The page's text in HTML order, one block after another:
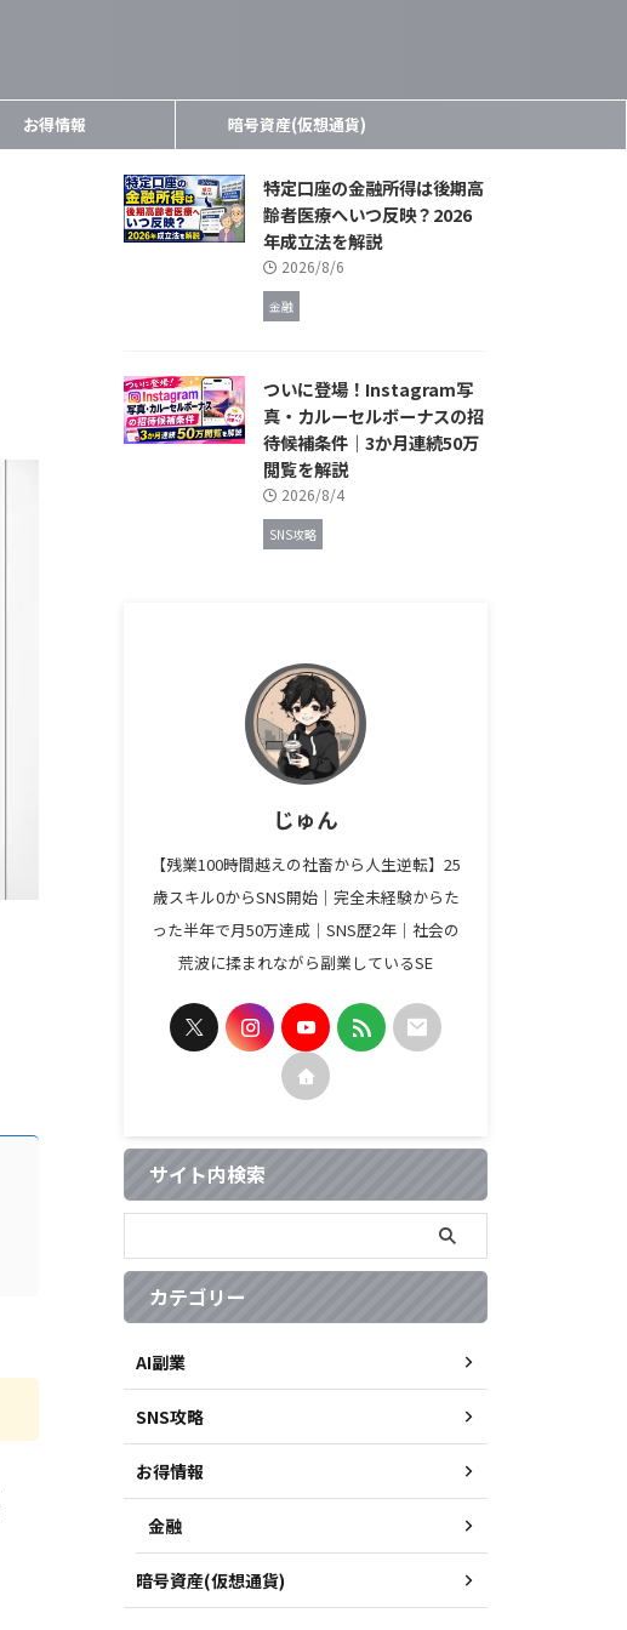
お得情報 暗号資産(仮想通貨)
特定口座の金融所得は後期高
齢者医療へいつ反映？2026
年成立法を解説
2026/8/6
金融
ついに登場！Instagram写
真・カルーセルボーナスの招
待候補条件｜3か月連続50万
閲覧を解説
2026/8/4
SNS攻略
じゅん
【残業100時間越えの社畜から人生逆転】25
歳スキル0からSNS開始｜完全未経験からた
った半年で月50万達成｜SNS歴2年｜社会の
荒波に揉まれながら副業しているSE
サイト内検索
カテゴリー
AI副業
SNS攻略
お得情報
金融
暗号資産(仮想通貨)